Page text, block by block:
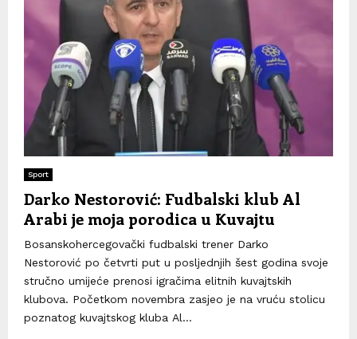
Sport
Darko Nestorović: Fudbalski klub Al
Arabi je moja porodica u Kuvajtu
Bosanskohercegovački fudbalski trener Darko
Nestorović po četvrti put u posljednjih šest godina svoje
stručno umijeće prenosi igračima elitnih kuvajtskih
klubova. Početkom novembra zasjeo je na vruću stolicu
poznatog kuvajtskog kluba Al...